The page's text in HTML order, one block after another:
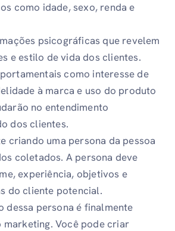
como idade, sexo, renda e
psicográficas que revelem
e estilo de vida dos clientes.
como interesse de
à marca e uso do produto
no entendimento
dos clientes.
criando uma persona da pessoa
coletados. A persona deve
experiência, objetivos e
do cliente potencial.
dessa persona é finalmente
marketing. Você pode criar